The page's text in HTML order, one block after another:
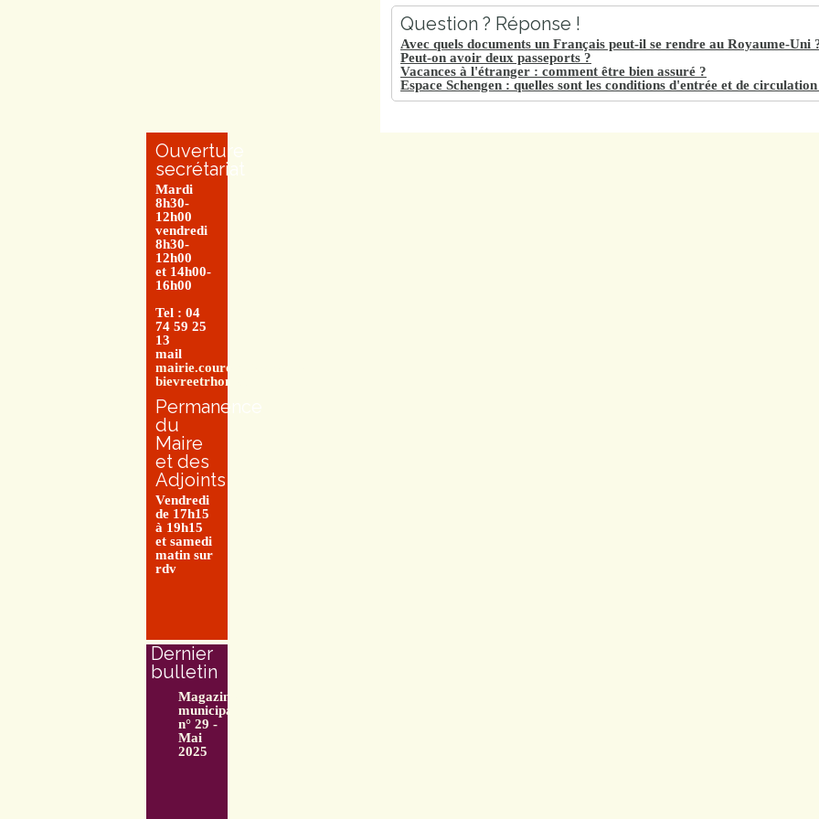
Question ? Réponse !
Avec quels documents un Français peut-il se rendre au Royaume-Uni
Peut-on avoir deux passeports ?
Vacances à l'étranger : comment être bien assuré ?
Espace Schengen : quelles sont les conditions d'entrée et de
Ouverture
secrétariat
Mardi
8h30-
12h00
vendredi
8h30-
12h00
et 14h00-
16h00
Tel : 04
74 59 25
13
mail
mairie.couretbuis@entre-
bievreetrhone.fr
Permanence
du
Maire
et des
Adjoints
Vendredi
de 17h15
à 19h15
et samedi
matin sur
rdv
Dernier
bulletin
Magazine
municipal
n° 29 -
Mai
2025